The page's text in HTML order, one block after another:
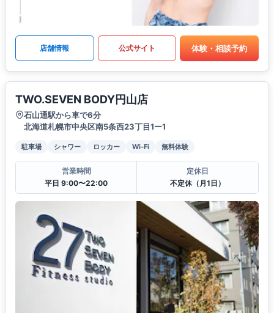
店舗情報 公式サイト 体験・相談予約
TWO.SEVEN BODY円山店
石山通駅から車で6分
北海道札幌市中央区南5条西23丁目1ー1
駐車場 シャワー ロッカー Wi-Fi 無料体験
営業時間
平日 9:00〜22:00
定休日
不定休（月1日）